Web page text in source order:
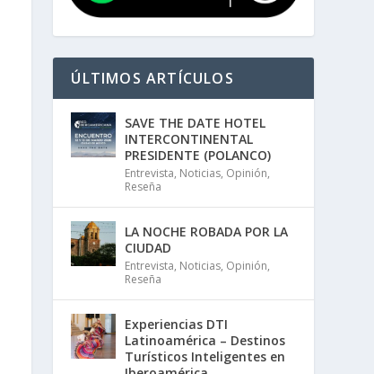
ÚLTIMOS ARTÍCULOS
SAVE THE DATE HOTEL
INTERCONTINENTAL
PRESIDENTE (POLANCO)
Entrevista, Noticias, Opinión,
Reseña
LA NOCHE ROBADA POR LA
CIUDAD
Entrevista, Noticias, Opinión,
Reseña
Experiencias DTI
Latinoamérica – Destinos
Turísticos Inteligentes en